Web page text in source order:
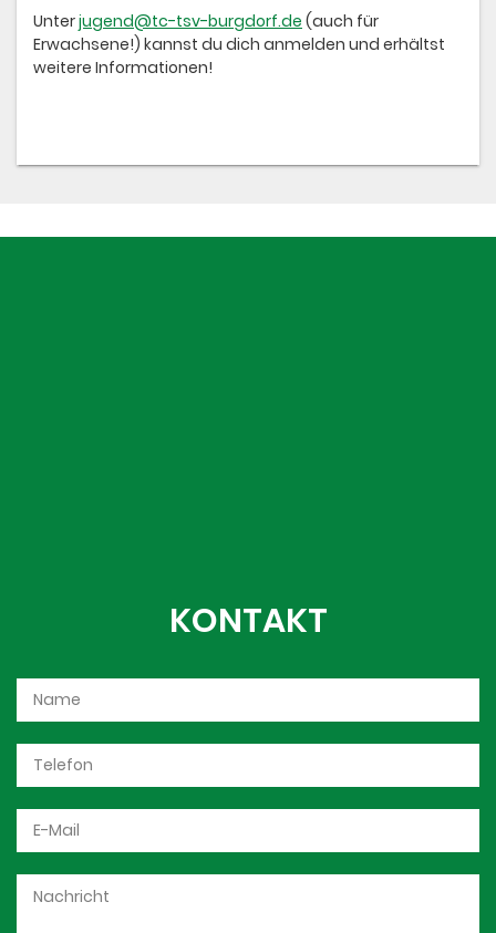
Unterjugend@tc-tsv-burgdorf.de (auch für
Erwachsene!) kannst du dich anmelden und erhältst
weitere Informationen!
KONTAKT